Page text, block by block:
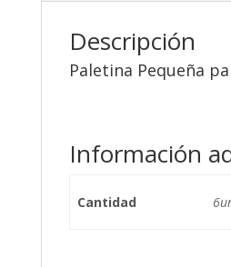
Descripción
Paletina Pequeña
Información
Cantidad